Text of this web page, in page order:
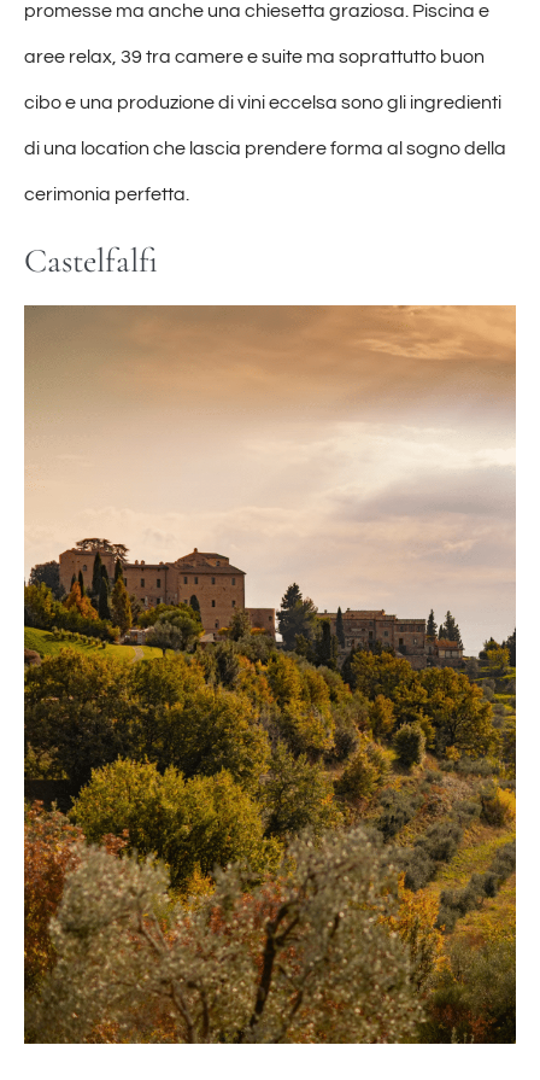
promesse ma anche una chiesetta graziosa. Piscina e
aree relax, 39 tra camere e suite ma soprattutto buon
cibo e una produzione di vini eccelsa sono gli ingredienti
di una location che lascia prendere forma al sogno della
cerimonia perfetta.
Castelfalfi